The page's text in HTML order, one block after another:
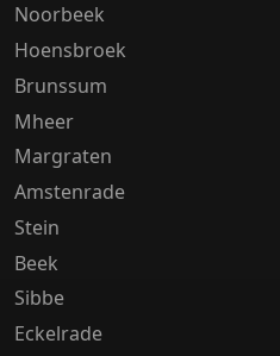
Noorbeek
Hoensbroek
Brunssum
Mheer
Margraten
Amstenrade
Stein
Beek
Sibbe
Eckelrade